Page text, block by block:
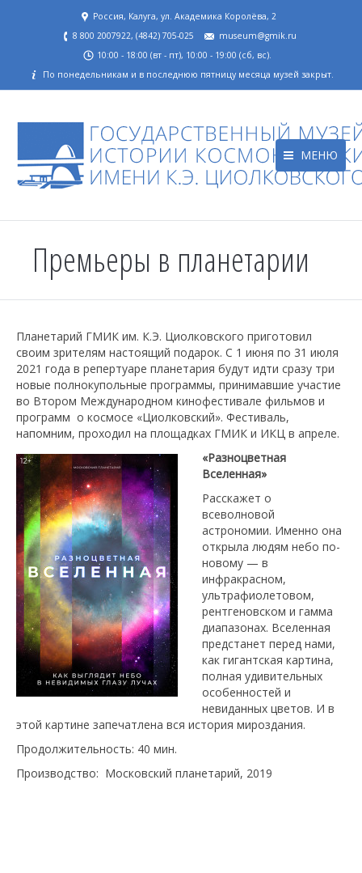
Россия, Калуга, ул. Академика Королёва, 2
8 800 2007922, (4842) 705-025
museum@gmik.ru
10:00 - 18:00 (вт - пт), 10:00 - 19:00 (сб, вс).
По понедельникам и в последнюю пятницу месяца музей закрыт.
МЕНЮ
Премьеры в планетарии
Планетарий ГМИК им. К.Э. Циолковского приготовил
своим зрителям настоящий подарок. С 1 июня по 31 июля
2021 года в репертуаре планетария будут идти сразу три
новые полнокупольные программы, принимавшие участие
во Втором Международном кинофестивале фильмов и
программ о космосе «Циолковский». Фестиваль,
напомним, проходил на площадках ГМИК и ИКЦ в апреле.
«Разноцветная
Вселенная»
Расскажет о
всеволновой
астрономии. Именно она
открыла людям небо по-
новому — в
инфракрасном,
ультрафиолетовом,
рентгеновском и гамма
диапазонах. Вселенная
предстанет перед нами,
как гигантская картина,
полная удивительных
особенностей и
невиданных цветов. И в
этой картине запечатлена вся история мироздания.
Продолжительность: 40 мин.
Производство: Московский планетарий, 2019